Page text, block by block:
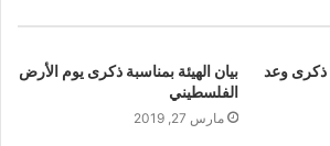
ذكرى وعد
بيان الهيئة بمناسبة ذكرى يوم الأرض
الفلسطيني
مارس 27, 2019